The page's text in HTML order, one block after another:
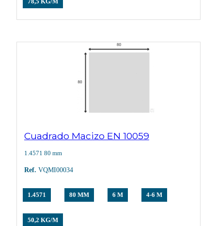
78,5 KG/M
Cuadrado Macizo EN 10059
1.4571 80 mm
Ref. VQMI00034
1.4571 80 MM 6 M 4-6 M
50,2 KG/M